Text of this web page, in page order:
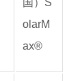
国）S
olarM
ax®